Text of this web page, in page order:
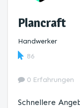
Plancraft
Handwerker
86
0 Erfahrungen
Schnellere